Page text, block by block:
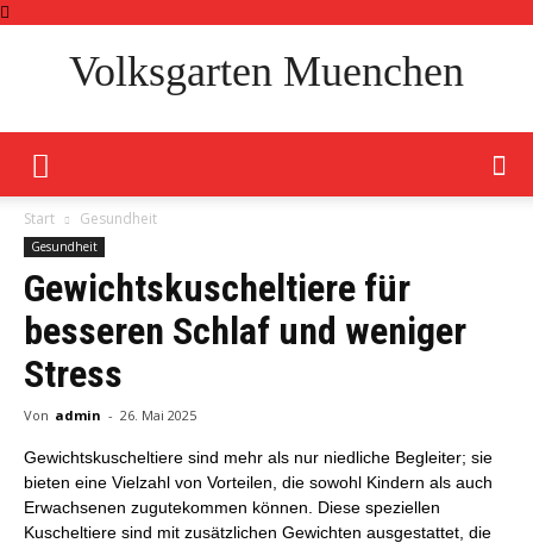
Volksgarten Muenchen
Start Gesundheit
Gesundheit
Gewichtskuscheltiere für
besseren Schlaf und weniger
Stress
Von admin - 26. Mai 2025
Gewichtskuscheltiere sind mehr als nur niedliche Begleiter; sie
bieten eine Vielzahl von Vorteilen, die sowohl Kindern als auch
Erwachsenen zugutekommen können. Diese speziellen
Kuscheltiere sind mit zusätzlichen Gewichten ausgestattet, die